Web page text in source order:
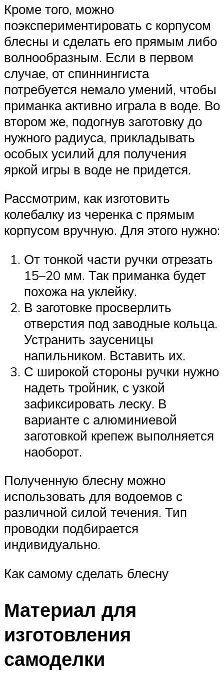
Кроме того, можно
поэкспериментировать с корпусом
блесны и сделать его прямым либо
волнообразным. Если в первом
случае, от спиннингиста
потребуется немало умений, чтобы
приманка активно играла в воде. Во
втором же, подогнув заготовку до
нужного радиуса, прикладывать
особых усилий для получения
яркой игры в воде не придется.
Рассмотрим, как изготовить
колебалку из черенка с прямым
корпусом вручную. Для этого нужно:
От тонкой части ручки отрезать
15–20 мм. Так приманка будет
похожа на уклейку.
В заготовке просверлить
отверстия под заводные кольца.
Устранить заусеницы
напильником. Вставить их.
С широкой стороны ручки нужно
надеть тройник, с узкой
зафиксировать леску. В
варианте с алюминиевой
заготовкой крепеж выполняется
наоборот.
Полученную блесну можно
использовать для водоемов с
различной силой течения. Тип
проводки подбирается
индивидуально.
Как самому сделать блесну
Материал для
изготовления
самоделки